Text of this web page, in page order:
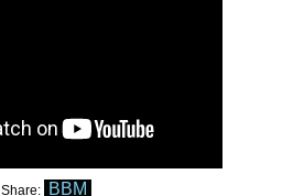
Share: BBM